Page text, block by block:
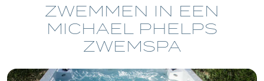
ZWEMMEN IN EEN
MICHAEL PHELPS
ZWEMSPA